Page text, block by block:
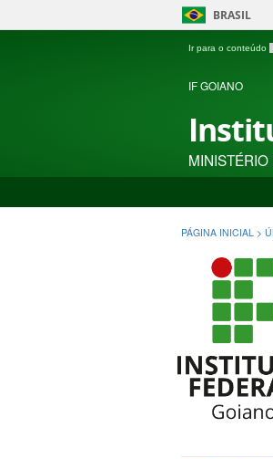
BRASIL
Ir para o conteúdo
IF GOIANO
MINISTÉRIO
PÁGINA INICIAL >